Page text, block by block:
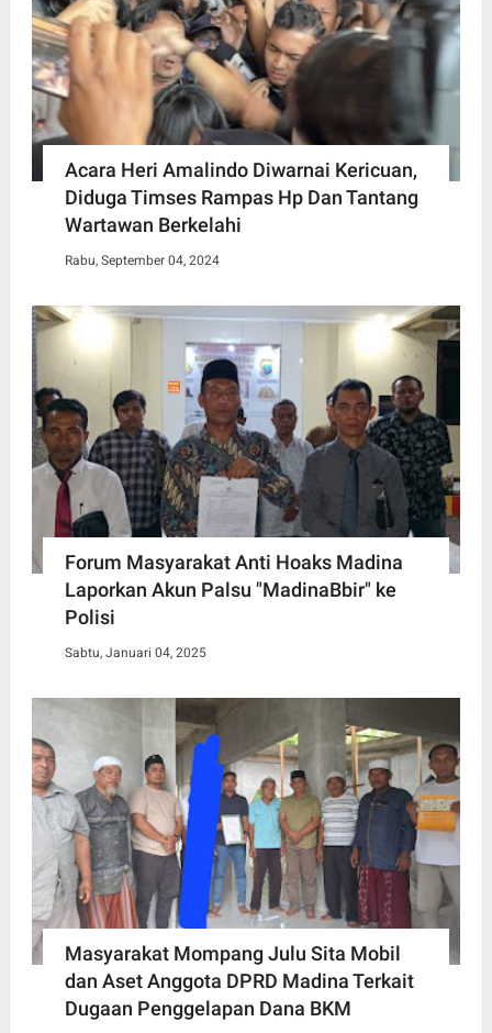
Acara Heri Amalindo Diwarnai Kericuan,
Diduga Timses Rampas Hp Dan Tantang
Wartawan Berkelahi
Rabu, September 04, 2024
Forum Masyarakat Anti Hoaks Madina
Laporkan Akun Palsu "MadinaBbir" ke
Polisi
Sabtu, Januari 04, 2025
Masyarakat Mompang Julu Sita Mobil
dan Aset Anggota DPRD Madina Terkait
Dugaan Penggelapan Dana BKM